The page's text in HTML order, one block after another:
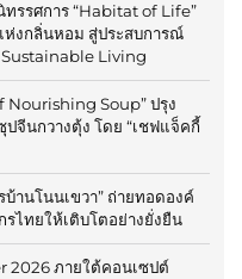
รรศการ “Habitat of Life”
ห่งกลิ่นหอม สู่ประสบการณ์
Living
Nourishing Soup” ปรุง
จีนกวางตุ้ง โดย “เชฟแจ็คกี้
านโนนเขวา” ถ่ายทอดองค์
รไทยให้เติบโตอย่างยั่งยืน
2026 ภายใต้คอนเซปต์